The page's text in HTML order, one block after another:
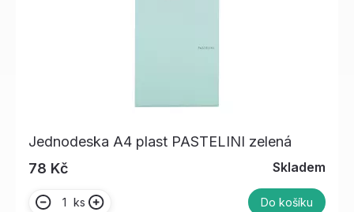
Jednodeska A4 plast PASTELINI zelená
78 Kč
Skladem
ks Do košíku